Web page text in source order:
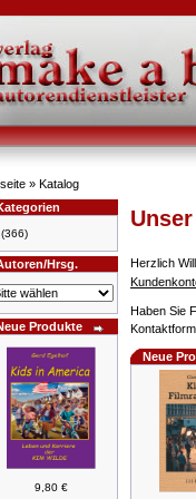
» Katalog
Hrsg.
Produkte
9,80 €
Herzlich
Haben Sie
Neue